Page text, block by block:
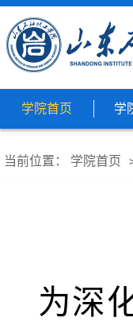
学院首页 学
当前位置： 学院首页
为深